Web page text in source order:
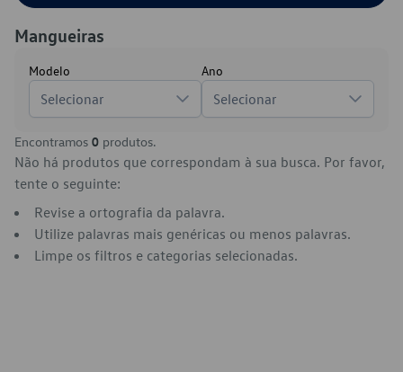
Mangueiras
Modelo
Selecionar
Ano
Selecionar
Encontramos 0 produtos.
Não há produtos que correspondam à sua busca. Por favor,
tente o seguinte:
Revise a ortografia da palavra.
Utilize palavras mais genéricas ou menos palavras.
Limpe os filtros e categorias selecionadas.